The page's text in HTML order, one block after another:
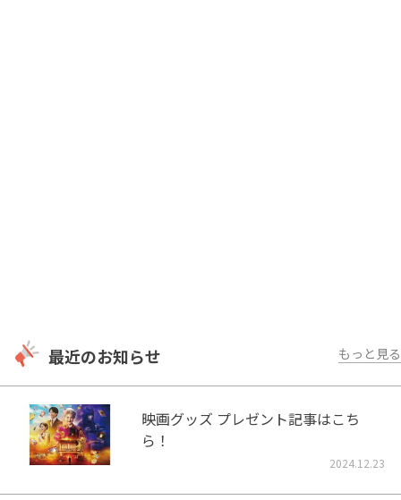
最近のお知らせ もっと見る
映画グッズ プレゼント記事はこち
ら！
2024.12.23